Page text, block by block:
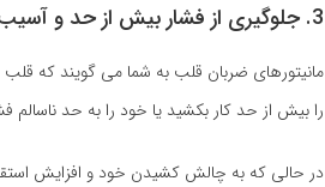
3. جلوگیری از فشار بیش از حد و آسیب
مانیتورهای ضربان قلب به شما می گویند که
را بیش از حد کار بکشید یا خود را به حد ناسالم
در حالی که به چالش کشیدن خود و افزایش